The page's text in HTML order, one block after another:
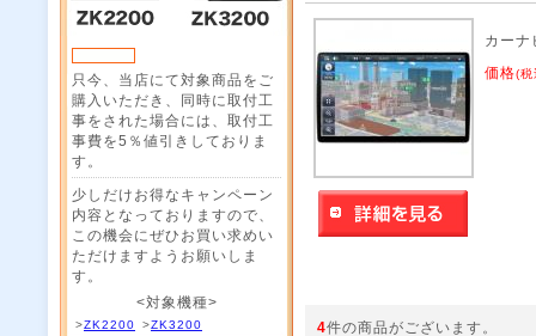
只今、当店にて対象商品をご
購入いただき、同時に取付工
事をされた場合には、取付工
事費を5％値引きしておりま
す。
少しだけお得なキャンペーン
内容となっておりますので、
この機会にぜひお買い求めい
ただけますようお願いしま
す。
<対象機種>
>ZK2200 >ZK3200
カーナ
価格(税
4件の商品がございます。